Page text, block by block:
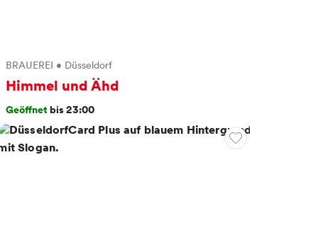
BRAUEREI • Düsseldorf
Himmel und Ähd
Geöffnet bis 23:00